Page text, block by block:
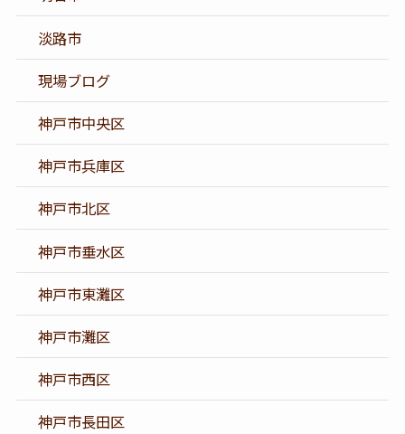
淡路市
現場ブログ
神戸市中央区
神戸市兵庫区
神戸市北区
神戸市垂水区
神戸市東灘区
神戸市灘区
神戸市西区
神戸市長田区